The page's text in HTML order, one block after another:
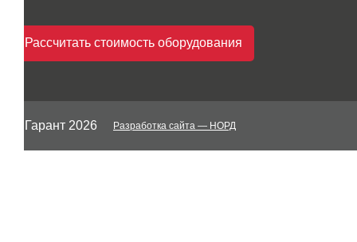
Рассчитать стоимость оборудования
© Гарант 2026 Разработка сайта — НОРД